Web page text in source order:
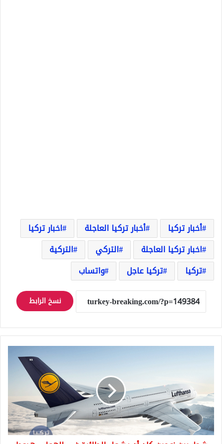
أخبار تركيا أخبار تركيا العاجلة
اخبار تركيا
اخبار تركيا العاجلة
التركي
التركية
تركيا
تركيا عاجل واتساب
نسخ الرابط
أن
يشعل
الطائرة
في
الهواء..